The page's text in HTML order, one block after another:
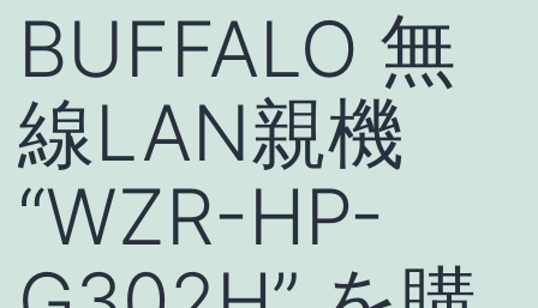
プ
BUFFALO 無
線LAN親機
“WZR-HP-